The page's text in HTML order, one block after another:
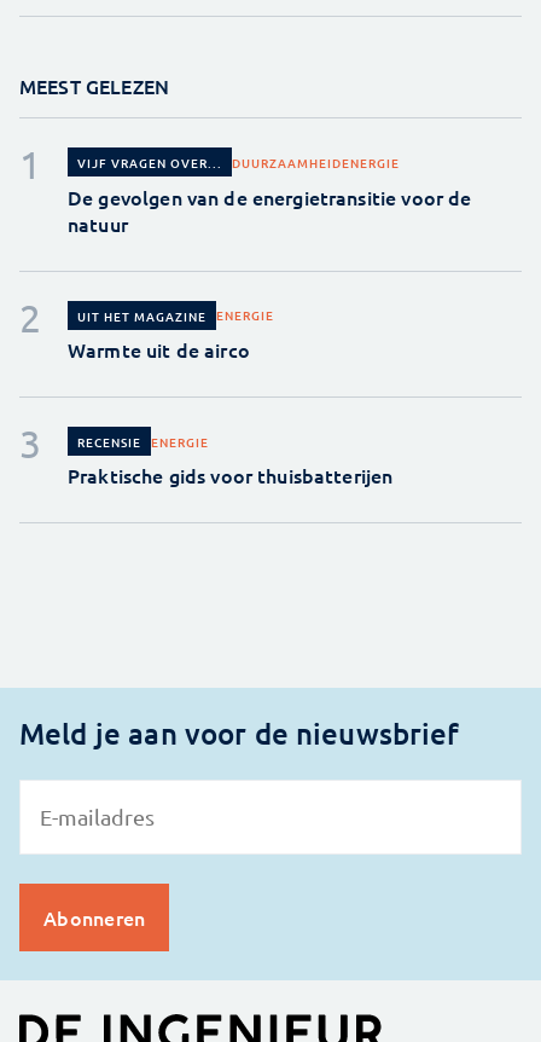
MEEST GELEZEN
VIJF VRAGEN OVER... DUURZAAMHEIDENERGIE
De gevolgen van de energietransitie voor de
natuur
UIT HET MAGAZINE ENERGIE
Warmte uit de airco
RECENSIE ENERGIE
Praktische gids voor thuisbatterijen
Meld je aan voor de nieuwsbrief